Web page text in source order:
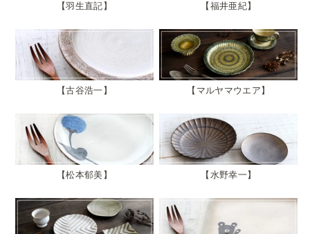
羽生直記 福井亜紀
古谷浩一 マルヤマウエア
松本郁美 水野幸一